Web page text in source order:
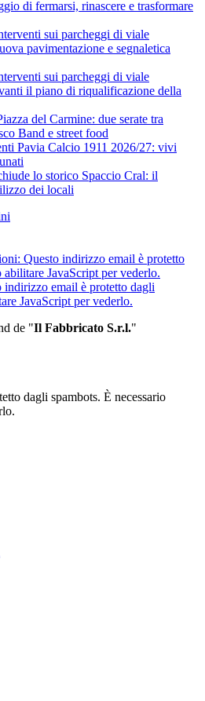
di fermarsi, rinascere e trasformare
sui parcheggi di viale
pavimentazione e segnaletica
sui parcheggi di viale
il piano di riqualificazione della
del Carmine: due serate tra
Band e street food
Pavia Calcio 1911 2026/27: vivi
lo storico Spaccio Cral: il
dei locali
Questo indirizzo email è protetto
abilitare JavaScript per vederlo.
indirizzo email è protetto dagli
JavaScript per vederlo.
de "Il Fabbricato S.r.l."
dagli spambots. È necessario